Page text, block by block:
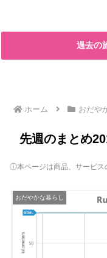
過去の
ホーム おだや
先週のまとめ
ⓘ本ページは商品、サービス
おだやかな暮らし